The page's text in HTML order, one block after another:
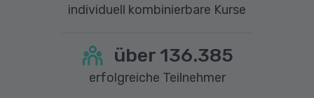
individuell kombinierbare Kurse
über 136.385
erfolgreiche Teilnehmer